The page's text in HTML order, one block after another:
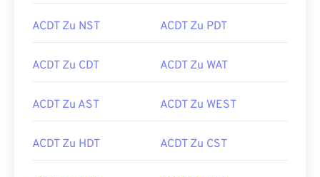
ACDT Zu NST ACDT Zu PDT
ACDT Zu CDT ACDT Zu WAT
ACDT Zu AST ACDT Zu WEST
ACDT Zu HDT ACDT Zu CST